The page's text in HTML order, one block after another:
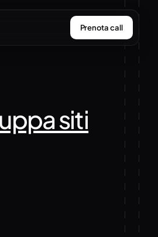
Prenota call
siti